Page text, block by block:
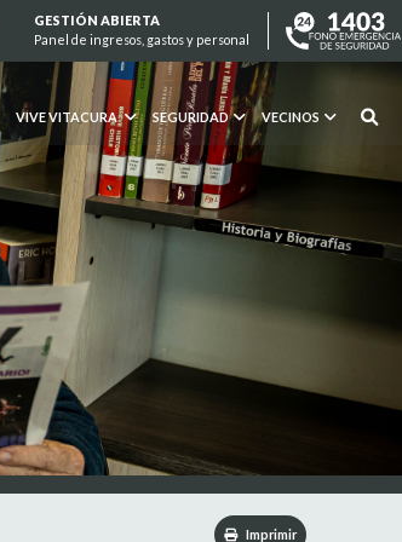
GESTIÓN ABIERTA
Panel de ingresos, gastos y personal
VIVE VITACURA SEGURIDAD VECINOS
Imprimir